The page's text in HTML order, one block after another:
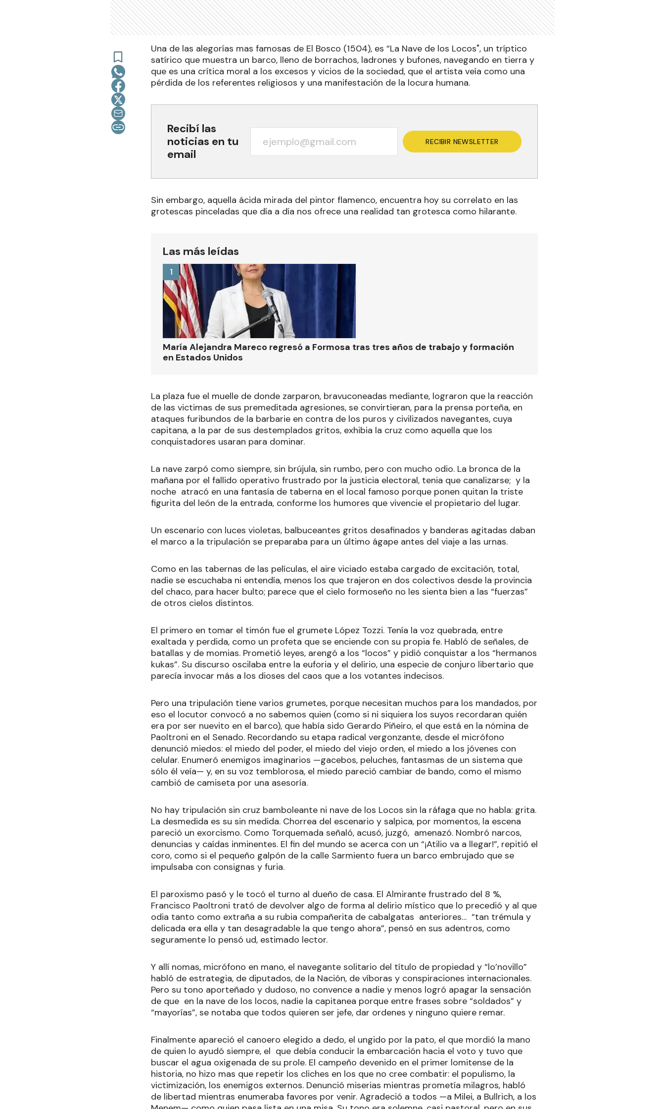
Una de las alegorías mas famosas de El Bosco (1504), es “La Nave de los Locos", un tríptico
satírico que muestra un barco, lleno de borrachos, ladrones y bufones, navegando en tierra y
que es una crítica moral a los excesos y vicios de la sociedad, que el artista veía como una
pérdida de los referentes religiosos y una manifestación de la locura humana.
Recibí las
noticias en tu
email
RECIBIR NEWSLETTER
Sin embargo, aquella ácida mirada del pintor flamenco, encuentra hoy su correlato en las
grotescas pinceladas que día a día nos ofrece una realidad tan grotesca como hilarante.
Las más leídas
María Alejandra Mareco regresó a Formosa tras tres años de trabajo y formación
en Estados Unidos
1
La plaza fue el muelle de donde zarparon, bravuconeadas mediante, lograron que la reacción
de las victimas de sus premeditada agresiones, se convirtieran, para la prensa porteña, en
ataques furibundos de la barbarie en contra de los puros y civilizados navegantes, cuya
capitana, a la par de sus destemplados gritos, exhibia la cruz como aquella que los
conquistadores usaran para dominar.
La nave zarpó como siempre, sin brújula, sin rumbo, pero con mucho odio. La bronca de la
mañana por el fallido operativo frustrado por la justicia electoral, tenia que canalizarse; y la
noche atracó en una fantasía de taberna en el local famoso porque ponen quitan la triste
figurita del león de la entrada, conforme los humores que vivencie el propietario del lugar.
Un escenario con luces violetas, balbuceantes gritos desafinados y banderas agitadas daban
el marco a la tripulación se preparaba para un último ágape antes del viaje a las urnas.
Como en las tabernas de las películas, el aire viciado estaba cargado de excitación, total,
nadie se escuchaba ni entendía, menos los que trajeron en dos colectivos desde la provincia
del chaco, para hacer bulto; parece que el cielo formoseño no les sienta bien a las “fuerzas”
de otros cielos distintos.
El primero en tomar el timón fue el grumete López Tozzi. Tenía la voz quebrada, entre
exaltada y perdida, como un profeta que se enciende con su propia fe. Habló de señales, de
batallas y de momias. Prometió leyes, arengó a los “locos” y pidió conquistar a los “hermanos
kukas”. Su discurso oscilaba entre la euforia y el delirio, una especie de conjuro libertario que
parecía invocar más a los dioses del caos que a los votantes indecisos.
Pero una tripulación tiene varios grumetes, porque necesitan muchos para los mandados, por
eso el locutor convocó a no sabemos quien (como si ni siquiera los suyos recordaran quién
era por ser nuevito en el barco), que había sido Gerardo Piñeiro, el que está en la nómina de
Paoltroni en el Senado. Recordando su etapa radical vergonzante, desde el micrófono
denunció miedos: el miedo del poder, el miedo del viejo orden, el miedo a los jóvenes con
celular. Enumeró enemigos imaginarios —gacebos, peluches, fantasmas de un sistema que
sólo él veía— y, en su voz temblorosa, el miedo pareció cambiar de bando, como el mismo
cambió de camiseta por una asesoría.
No hay tripulación sin cruz bamboleante ni nave de los Locos sin la ráfaga que no habla: grita.
La desmedida es su sin medida. Chorrea del escenario y salpica, por momentos, la escena
pareció un exorcismo. Como Torquemada señaló, acusó, juzgó, amenazó. Nombró narcos,
denuncias y caídas inminentes. El fin del mundo se acerca con un “¡Atilio va a llegar!”, repitió el
coro, como si el pequeño galpón de la calle Sarmiento fuera un barco embrujado que se
impulsaba con consignas y furia.
El paroxismo pasó y le tocó el turno al dueño de casa. El Almirante frustrado del 8 %,
Francisco Paoltroni trató de devolver algo de forma al delirio místico que lo precedió y al que
odia tanto como extraña a su rubia compañerita de cabalgatas anteriores… “tan trémula y
delicada era ella y tan desagradable la que tengo ahora”, pensó en sus adentros, como
seguramente lo pensó ud, estimado lector.
Y allí nomas, micrófono en mano, el navegante solitario del título de propiedad y “lo’novillo”
habló de estrategia, de diputados, de la Nación, de víboras y conspiraciones internacionales.
Pero su tono aporteñado y dudoso, no convence a nadie y menos logró apagar la sensación
de que en la nave de los locos, nadie la capitanea porque entre frases sobre “soldados” y
“mayorías”, se notaba que todos quieren ser jefe, dar ordenes y ninguno quiere remar.
Finalmente apareció el canoero elegido a dedo, el ungido por la pato, el que mordió la mano
de quien lo ayudó siempre, el que debía conducir la embarcación hacia el voto y tuvo que
buscar el agua oxigenada de su prole. El campeño devenido en el primer lomitense de la
historia, no hizo mas que repetir los cliches en los que no cree combatir: el populismo, la
victimización, los enemigos externos. Denunció miserias mientras prometía milagros, habló
de libertad mientras enumeraba favores por venir. Agradeció a todos —a Milei, a Bullrich, a los